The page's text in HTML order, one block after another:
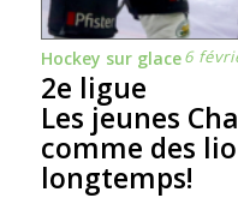
Hockey sur glace6
2e ligue
Les jeunes
comme des
longtemps!